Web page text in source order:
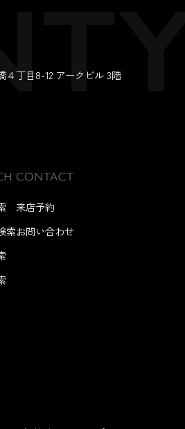
４丁目8-12 アークビル 3階
索
来店予約
お問い合わせ